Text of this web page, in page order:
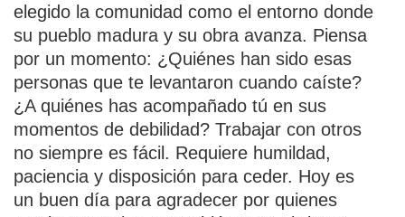
elegido la comunidad como el entorno donde
su pueblo madura y su obra avanza. Piensa
por un momento: ¿Quiénes han sido esas
personas que te levantaron cuando caíste?
¿A quiénes has acompañado tú en sus
momentos de debilidad? Trabajar con otros
no siempre es fácil. Requiere humildad,
paciencia y disposición para ceder. Hoy es
un buen día para agradecer por quienes